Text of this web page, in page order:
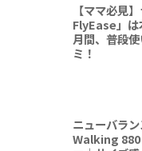
【ママ必見
FlyEase」は
月間、普段
ミ！
ニューバラ
Walking 880